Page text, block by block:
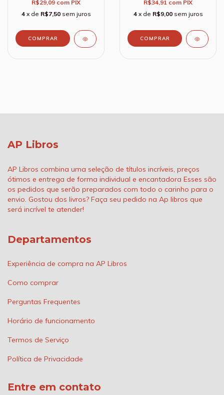
R$29,09 com PIX
4 x de R$7,50 sem juros
R$34,91 com PIX
4 x de R$9,00 sem juros
AP Libros
AP Libros combina uma seleção de títulos incríveis, preços
ótimos e entrega de forma individual e encantadora Esses são
os pedidos que serão preparados com todo o carinho para o
envio. Gostou dos livros? Faça seu pedido na Ap libros que
será incrível te atender!
Departamentos
Experiência de compra na AP Libros
Como comprar
Perguntas Frequentes
Horário de funcionamento
Termos de Serviço
Política de Privacidade
Entre em contato